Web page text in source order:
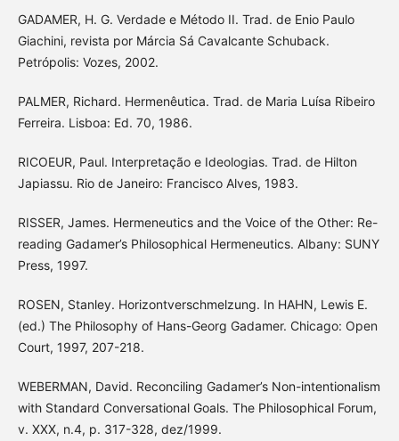
GADAMER, H. G. Verdade e Método II. Trad. de Enio Paulo
Giachini, revista por Márcia Sá Cavalcante Schuback.
Petrópolis: Vozes, 2002.
PALMER, Richard. Hermenêutica. Trad. de Maria Luísa Ribeiro
Ferreira. Lisboa: Ed. 70, 1986.
RICOEUR, Paul. Interpretação e Ideologias. Trad. de Hilton
Japiassu. Rio de Janeiro: Francisco Alves, 1983.
RISSER, James. Hermeneutics and the Voice of the Other: Re-
reading Gadamer’s Philosophical Hermeneutics. Albany: SUNY
Press, 1997.
ROSEN, Stanley. Horizontverschmelzung. In HAHN, Lewis E.
(ed.) The Philosophy of Hans-Georg Gadamer. Chicago: Open
Court, 1997, 207-218.
WEBERMAN, David. Reconciling Gadamer’s Non-intentionalism
with Standard Conversational Goals. The Philosophical Forum,
v. XXX, n.4, p. 317-328, dez/1999.